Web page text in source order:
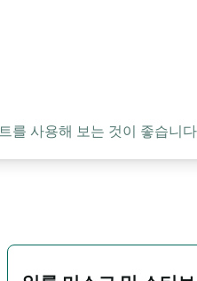
를 사용해 보는 것이 좋습니